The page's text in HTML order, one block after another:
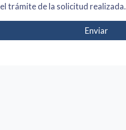
el trámite de la solicitud realizada.
Enviar